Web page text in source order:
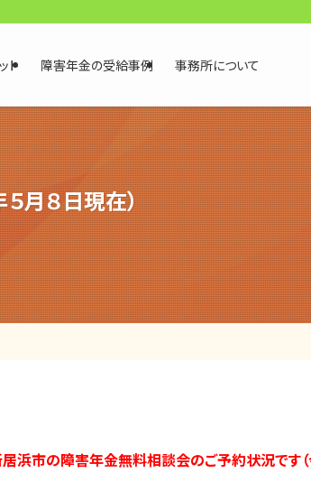
害年金相談センター
ト 障害年金の受給事例 事務所について
月８日現在）
居浜市の障害年金無料相談会のご予約状況です（